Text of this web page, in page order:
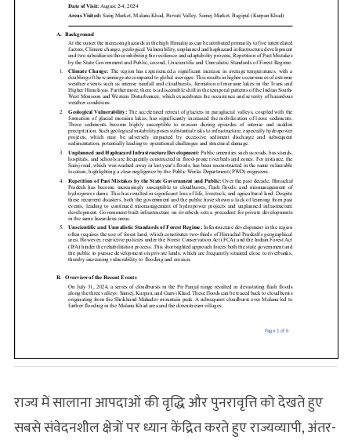
राज्य में सालाना आपदाओं की वृद्धि और पुनरावृत्ति को देखते हुए
सबसे संवेदनशील क्षेत्रों पर ध्यान केंद्रित करते हुए राज्यव्यापी, अंतर-